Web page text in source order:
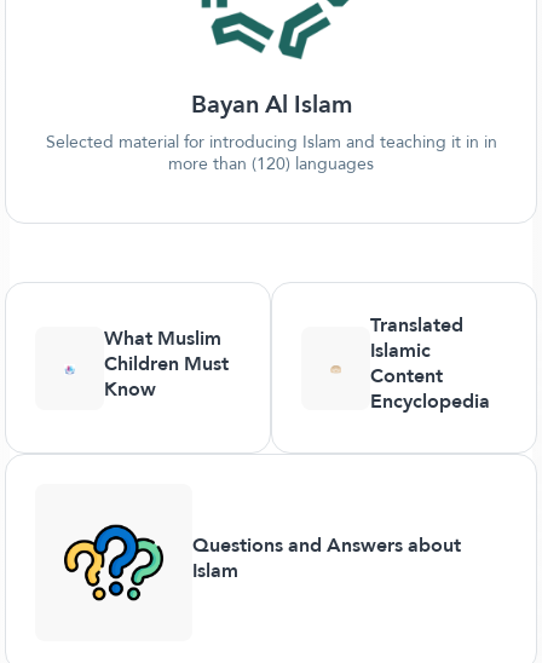
Bayan Al Islam
Selected material for introducing Islam and teaching it in in
more than (120) languages
What Muslim
Children Must
Know
Translated
Islamic
Content
Encyclopedia
Questions and Answers about
Islam